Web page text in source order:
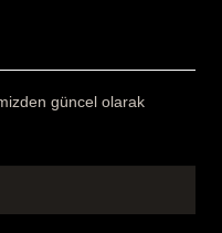
güncel olarak